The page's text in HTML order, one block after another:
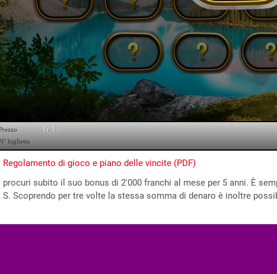
Regolamento di gioco e piano delle vincite (PDF)
procuri subito il suo bonus di 2'000 franchi al mese per 5 anni. È
S. Scoprendo per tre volte la stessa somma di denaro è inoltre